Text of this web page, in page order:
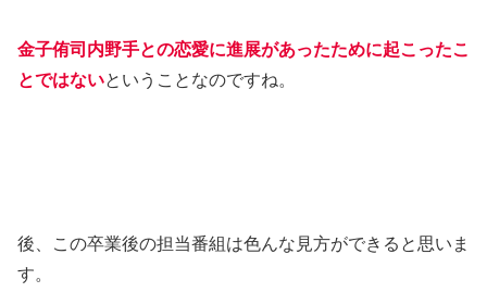
金子侑司内野手との恋愛に進展があったために起こったこ
とではないということなのですね。
後、この卒業後の担当番組は色んな見方ができると思いま
す。